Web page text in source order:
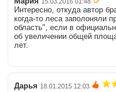
Интересно, откуда автор
когда-то леса заполоняли
область", если в
об увеличении общей
лет.
Дарья 18.01.2015 12:03